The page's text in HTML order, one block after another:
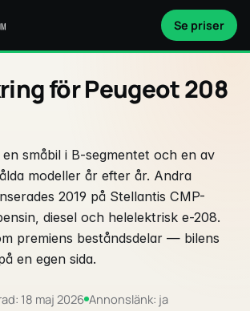
Se priser
för Peugeot 208
småbil i B-segmentet och en av
modeller år efter år. Andra
2019 på Stellantis CMP-
diesel och helelektrisk e-208.
premiens beståndsdelar — bilens
en egen sida.
18 maj 2026 Annonslänk: ja